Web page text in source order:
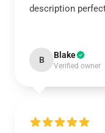
description
B Blake
Verified owner